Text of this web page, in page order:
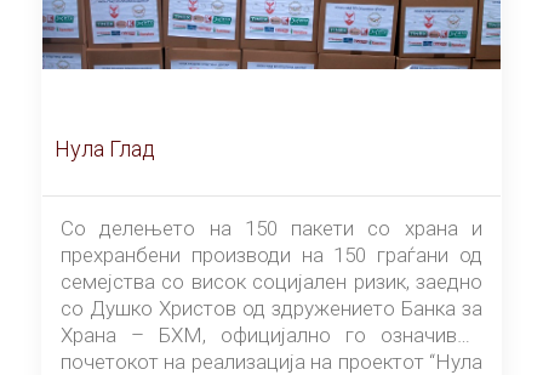
Нула Глад
Со делењето на 150 пакети со храна и
прехранбени производи на 150 граѓани од
семејства со висок социјален ризик, заедно
со Душко Христов од здружението Банка за
Храна – БХМ, официјално го означивме
почетокот на реализација на проектот “Нула